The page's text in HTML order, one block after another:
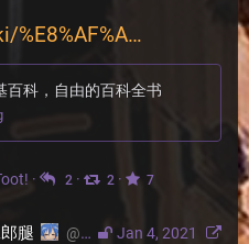
百科，自由的百科全书
· 2 · 2 · 7
Jan 4, 2021
腿 @